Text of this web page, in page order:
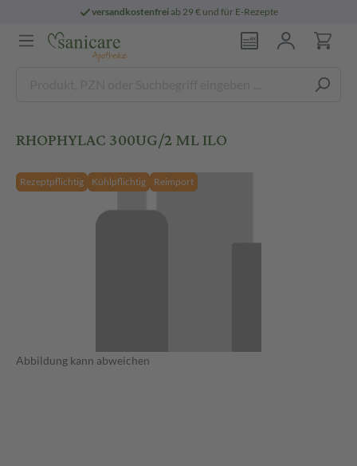
versandkostenfreiab 29 € und für E-Rezepte
RHOPHYLAC 300UG/2 ML ILO
Rezeptpflichtig Kühlpflichtig Reimport
Abbildung kann abweichen